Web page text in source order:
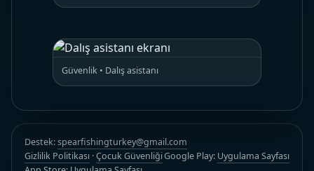
Güvenlik • Dalış asistanı
Destek:spearfishingturkey@gmail.com
Gizlilik Politikası ·Çocuk GüvenliğiGoogle Play: Uygulama Sayfası